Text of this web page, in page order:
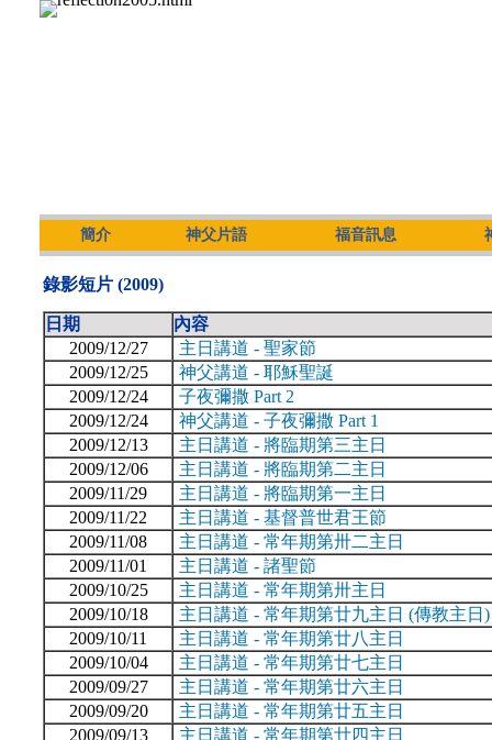
簡介 神父片語 福音訊息
錄影短片 (2009)
日期
內容
2009/12/27
主日講道 - 聖家節
2009/12/25
神父講道 - 耶穌聖誕
2009/12/24
子夜彌撒 Part 2
2009/12/24
神父講道 - 子夜彌撒 Part 1
2009/12/13
主日講道 - 將臨期第三主日
2009/12/06
主日講道 - 將臨期第二主日
2009/11/29
主日講道 - 將臨期第一主日
2009/11/22
主日講道 - 基督普世君王節
2009/11/08
主日講道 - 常年期第卅二主日
2009/11/01
主日講道 - 諸聖節
2009/10/25
主日講道 - 常年期第卅主日
2009/10/18
主日講道 - 常年期第廿九主日 (傳教主日)
2009/10/11
主日講道 - 常年期第廿八主日
2009/10/04
主日講道 - 常年期第廿七主日
2009/09/27
主日講道 - 常年期第廿六主日
2009/09/20
主日講道 - 常年期第廿五主日
2009/09/13
主日講道 - 常年期第廿四主日